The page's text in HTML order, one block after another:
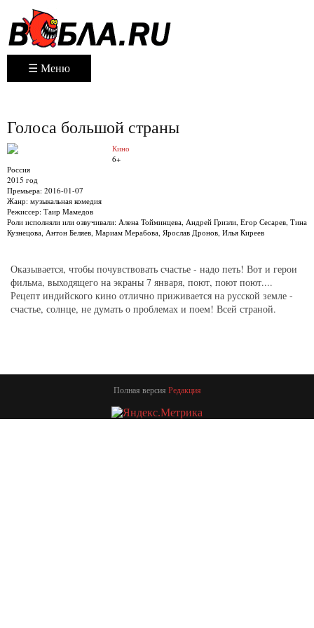
☰ Меню
Голоса большой страны
Кино
6+
Россия
2015 год
Премьера: 2016-01-07
Жанр: музыкальная комедия
Режиссер: Таир Мамедов
Роли исполняли или озвучивали: Алена Тойминцева, Андрей Гризли, Егор Сесарев, Тина
Кузнецова, Антон Беляев, Мариам Мерабова, Ярослав Дронов, Илья Киреев
Оказывается, чтобы почувствовать счастье - надо петь! Вот и герои
фильма, выходящего на экраны 7 января, поют, поют поют....
Рецепт индийского кино отлично приживается на русской земле -
счастье, солнце, не думать о проблемах и поем! Всей страной.
Полная версия Редакция